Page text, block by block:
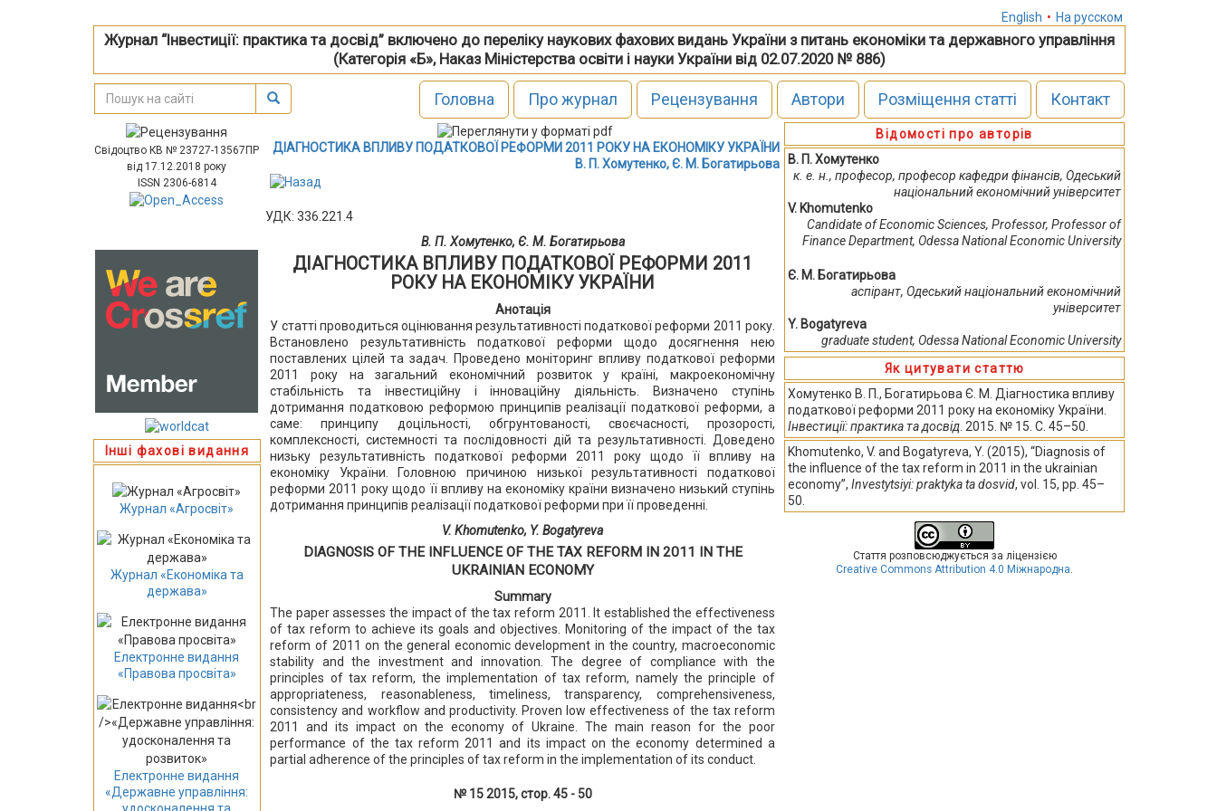
English • На русском
Журнал “Інвестиції: практика та досвід” включено до переліку наукових фахових видань України з питань економіки та державного управління
(Категорія «Б», Наказ Міністерства освіти і науки України від 02.07.2020 № 886)
Головна Про журнал Рецензування Автори Розміщення статті Контакт
Свідоцтво КВ № 23727-13567ПР
від 17.12.2018 року
ISSN 2306-6814
Інші фахові видання
Журнал «Агросвіт»
Журнал «Економіка та
держава»
Електронне видання
«Правова просвіта»
Електронне видання
«Державне управління:
ДІАГНОСТИКА ВПЛИВУ ПОДАТКОВОЇ РЕФОРМИ 2011 РОКУ НА ЕКОНОМІКУ УКРАЇНИ
В. П. Хомутенко, Є. М. Богатирьова
УДК: 336.221.4
В. П. Хомутенко, Є. М. Богатирьова
ДІАГНОСТИКА ВПЛИВУ ПОДАТКОВОЇ РЕФОРМИ 2011
РОКУ НА ЕКОНОМІКУ УКРАЇНИ
Анотація
У статті проводиться оцінювання результативності податкової реформи 2011 року.
Встановлено результативність податкової реформи щодо досягнення нею
поставлених цілей та задач. Проведено моніторинг впливу податкової реформи
2011 року на загальний економічний розвиток у країні, макроекономічну
стабільність та інвестиційну і інноваційну діяльність. Визначено ступінь
дотримання податковою реформою принципів реалізації податкової реформи, а
саме: принципу доцільності, обгрунтованості, своєчасності, прозорості,
комплексності, системності та послідовності дій та результативності. Доведено
низьку результативність податкової реформи 2011 року щодо її впливу на
економіку України. Головною причиною низької результативності податкової
реформи 2011 року щодо її впливу на економіку країни визначено низький ступінь
дотримання принципів реалізації податкової реформи при її проведенні.
V. Khomutenko, Y. Bogatyreva
DIAGNOSIS OF THE INFLUENCE OF THE TAX REFORM IN 2011 IN THE
UKRAINIAN ECONOMY
Summary
The paper assesses the impact of the tax reform 2011. It established the effectiveness
of tax reform to achieve its goals and objectives. Monitoring of the impact of the tax
reform of 2011 on the general economic development in the country, macroeconomic
stability and the investment and innovation. The degree of compliance with the
principles of tax reform, the implementation of tax reform, namely the principle of
appropriateness, reasonableness, timeliness, transparency, comprehensiveness,
consistency and workflow and productivity. Proven low effectiveness of the tax reform
2011 and its impact on the economy of Ukraine. The main reason for the poor
performance of the tax reform 2011 and its impact on the economy determined a
partial adherence of the principles of tax reform in the implementation of its conduct.
№ 15 2015, стор. 45 - 50
Відомості про авторів
В. П. Хомутенко
к. е. н., професор, професор кафедри фінансів, Одеський
національний економічний університет
V. Khomutenko
Candidate of Economic Sciences, Professor, Professor of
Finance Department, Odessa National Economic University
Є. М. Богатирьова
аспірант, Одеський національний економічний
університет
Y. Bogatyreva
graduate student, Odessa National Economic University
Як цитувати статтю
Хомутенко В. П., Богатирьова Є. М. Діагностика впливу
податкової реформи 2011 року на економіку України.
Інвестиції: практика та досвід. 2015. № 15. С. 45–50.
Khomutenko, V. and Bogatyreva, Y. (2015), “Diagnosis of
the influence of the tax reform in 2011 in the ukrainian
economy”, Investytsiyi: praktyka ta dosvid, vol. 15, pp. 45–
50.
Стаття розповсюджується за ліцензією
Creative Commons Attribution 4.0 Міжнародна.